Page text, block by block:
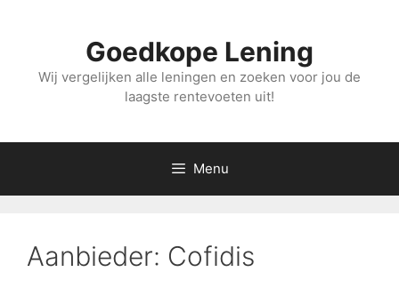
inhoud
Goedkope Lening
Wij vergelijken alle leningen en zoeken voor jou de
laagste rentevoeten uit!
Menu
Aanbieder: Cofidis